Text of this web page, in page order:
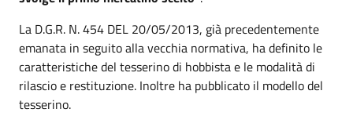
La D.G.R. N. 454 DEL 20/05/2013, già precedentemente
emanata in seguito alla vecchia normativa, ha definito le
caratteristiche del tesserino di hobbista e le modalità di
rilascio e restituzione. Inoltre ha pubblicato il modello del
tesserino.